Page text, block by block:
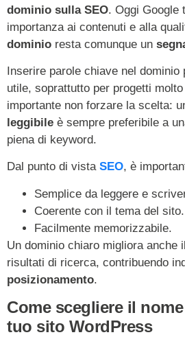
dominio sulla SEO. Oggi Google
importanza ai contenuti e alla
dominio resta comunque un
Inserire parole chiave nel dominio
utile, soprattutto per progetti
importante non forzare la scelta:
leggibile è sempre preferibile a
piena di keyword.
Dal punto di vista SEO, è
Semplice da leggere e
Coerente con il tema del sito.
Facilmente memorizzabile.
Un dominio chiaro migliora anche il
risultati di ricerca, contribuendo
posizionamento.
Come scegliere il
tuo sito WordPress